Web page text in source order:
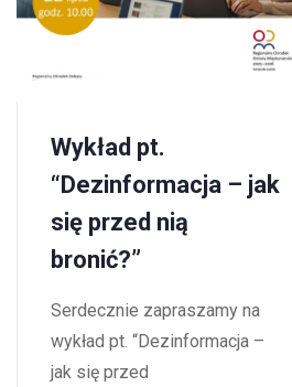
Wykład pt.
“Dezinformacja – jak
się przed nią
bronić?”
Serdecznie zapraszamy na
wykład pt. “Dezinformacja –
jak się przed